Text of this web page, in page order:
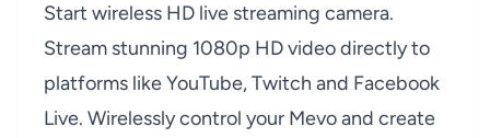
Start wireless HD live streaming camera.
Stream stunning 1080p HD video directly to
platforms like YouTube, Twitch and Facebook
Live. Wirelessly control your Mevo and create